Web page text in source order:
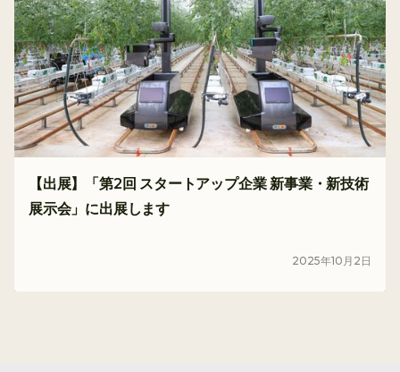
【出展】「第2回 スタートアップ企業 新事業・新技術
展示会」に出展します
2025年10 月 2 日